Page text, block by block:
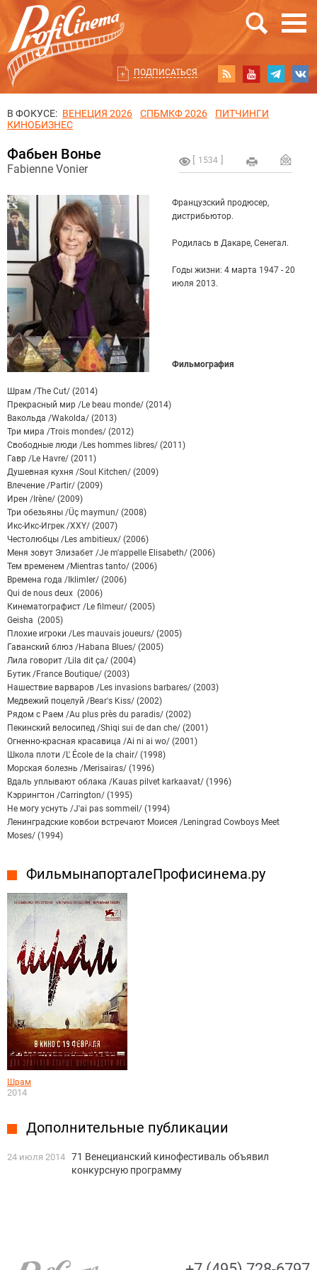
ПОДПИСАТЬСЯ
В ФОКУСЕ: ВЕНЕЦИЯ 2026 СПБМКФ 2026
ПИТЧИНГИ
КИНОБИЗНЕС
1534
Фабьен Вонье
Fabienne Vonier
Французский продюсер,
дистрибьютор.
Родилась в Дакаре, Сенегал.
Годы жизни: 4 марта 1947 - 20
июля 2013.
Фильмография
Шрам /The Cut/ (2014)
Прекрасный мир /Le beau monde/ (2014)
Вакольда /Wakolda/ (2013)
Три мира /Trois mondes/ (2012)
Свободные люди /Les hommes libres/ (2011)
Гавр /Le Havre/ (2011)
Душевная кухня /Soul Kitchen/ (2009)
Влечение /Partir/ (2009)
Ирен /Irène/ (2009)
Три обезьяны /Üç maymun/ (2008)
Икс-Икс-Игрек /XXY/ (2007)
Честолюбцы /Les ambitieux/ (2006)
Меня зовут Элизабет /Je m'appelle Elisabeth/ (2006)
Тем временем /Mientras tanto/ (2006)
Времена года /Iklimler/ (2006)
Qui de nous deux (2006)
Кинематографист /Le filmeur/ (2005)
Geisha (2005)
Плохие игроки /Les mauvais joueurs/ (2005)
Гаванский блюз /Habana Blues/ (2005)
Лила говорит /Lila dit ça/ (2004)
Бутик /France Boutique/ (2003)
Нашествие варваров /Les invasions barbares/ (2003)
Медвежий поцелуй /Bear's Kiss/ (2002)
Рядом с Раем /Au plus près du paradis/ (2002)
Пекинский велосипед /Shiqi sui de dan che/ (2001)
Огненно-красная красавица /Ai ni ai wo/ (2001)
Школа плоти /L' École de la chair/ (1998)
Морская болезнь /Merisairas/ (1996)
Вдаль уплывают облака /Kauas pilvet karkaavat/ (1996)
Кэррингтон /Carrington/ (1995)
Не могу уснуть /J'ai pas sommeil/ (1994)
Ленинградские ковбои встречают Моисея /Leningrad Cowboys Meet
Moses/ (1994)
Фильмы на портале Профисинема.ру
Шрам
2014
Дополнительные публикации
24 июля 2014 71 Венецианский кинофестиваль объявил
конкурсную программу